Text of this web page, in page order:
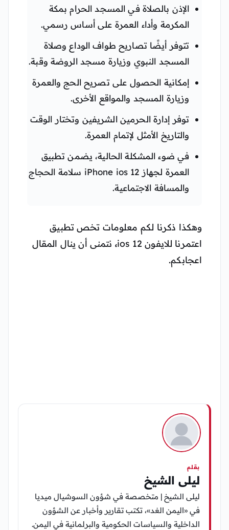
الإذن بالصلاة في المسجد الحرام بمكة
المكرمة وأداء العمرة على أساس رسمي.
تتوفر أيضًا تصاريح طواف الوداع وصلاة
المسجد النبوي وزيارة مسجد الروضة وقبة.
إمكانية الحصول على تصريح الحج والعمرة
وزيارة المسجد والمواقع الأخرى.
توفر إدارة الحرمين الشريفين وتختار الوقت
والتاريخ الأمثل لإتمام العمرة.
في ضوء المشكلة الحالية، يضمن تطبيق
العمرة لجهاز iPhone ios 12 سلامة الحجاج
والمسافة الاجتماعية.
وهكذا ذكرنا لكم معلومات تخص تطبيق
اعتمرنا للايفون ios 12
، نتمنى أن ينال المقال
اعجابكم.
بقلم
ليلى الشيخ
ليلى الشيخ | متخصصة في شؤون السوشيال ميديا
في «اليمن الغد»، تكتب تقارير وأخبار عن الشؤون
الداخلية والسياسات الحكومية والبرلمانية في اليمن.